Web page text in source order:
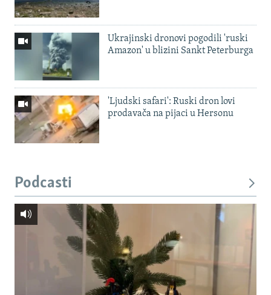
Ukrajinski dronovi pogodili 'ruski
Amazon' u blizini Sankt Peterburga
'Ljudski safari': Ruski dron lovi
prodavača na pijaci u Hersonu
Podcasti